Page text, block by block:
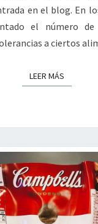
en el blog. En
el número de
a ciertos
LEER MÁSLEER MÁS